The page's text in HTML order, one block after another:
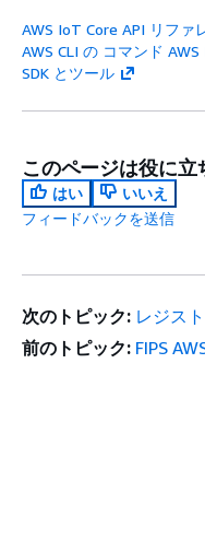
AWS IoT Core API リファ
AWS CLI の コマンド
SDK とツール
このページは役に立
はい
いいえ
フィードバックを送信
次のトピック: レジス
前のトピック: FIPS